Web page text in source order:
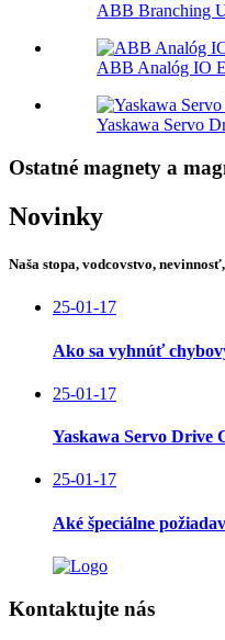
ABB Branching
ABB Analóg IO
Yaskawa Servo
Ostatné magnety a
Novinky
Naša stopa, vodcovstvo,
25-01-17
Ako sa vyhnúť
25-01-17
Yaskawa Servo Drive
25-01-17
Aké špeciálne
Kontaktujte nás